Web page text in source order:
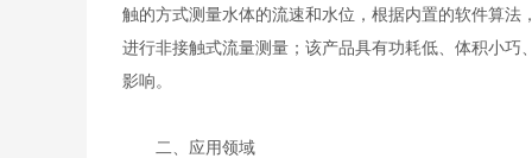
触的方式测量水体的流速和水位，根据内置的软件算
进行非接触式流量测量；该产品具有功耗低、体积小
影响。
二、应用领域